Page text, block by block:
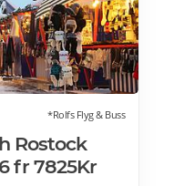
*Rolfs Flyg & Buss
Rostock
fr 7825Kr